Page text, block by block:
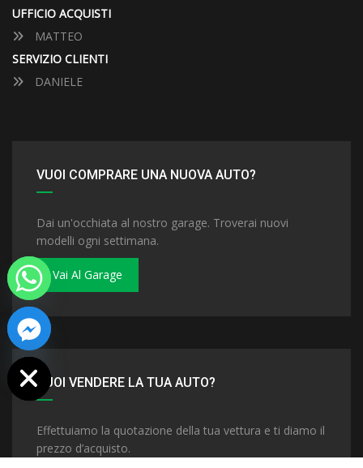
UFFICIO ACQUISTI
MATTEO
SERVIZIO CLIENTI
DANIELE
VUOI COMPRARE UNA NUOVA AUTO?
Dai un'occhiata al nostro garage. Troverai nuovi
modelli ogni settimana.
Vai Al Garage
VUOI VENDERE LA TUA AUTO?
Effettuiamo la quotazione della tua vettura e ti diamo il
prezzo d’acquisto.